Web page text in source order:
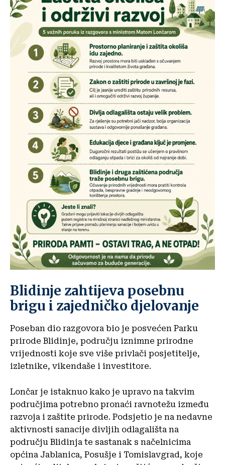
Blidinje zahtijeva posebnu
brigu i zajedničko djelovanje
Poseban dio razgovora bio je posvećen Parku
prirode Blidinje, području iznimne prirodne
vrijednosti koje sve više privlači posjetitelje,
izletnike, vikendaše i investitore.
Lončar je istaknuo kako je upravo na takvim
područjima potrebno pronaći ravnotežu između
razvoja i zaštite prirode. Podsjetio je na nedavne
aktivnosti sanacije divljih odlagališta na
području Blidinja te sastanak s načelnicima
općina Jablanica, Posušje i Tomislavgrad, koje